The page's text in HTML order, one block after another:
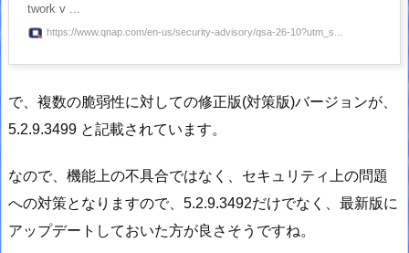
twork v ...
https://www.qnap.com/en-us/security-advisory/qsa-26-10?utm_s...
で、複数の脆弱性に対しての修正版(対策版)バージョンが、
5.2.9.3499 と記載されています。
なので、機能上の不具合ではなく、セキュリティ上の問題
への対策となりますので、5.2.9.3492だけでなく、最新版に
アップデートしておいた方が良さそうですね。